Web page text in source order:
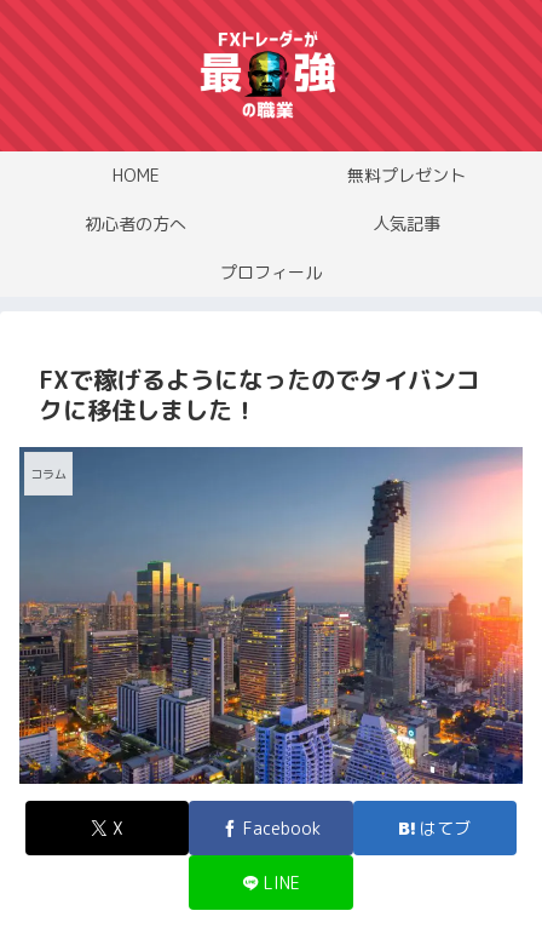
HOME 無料プレゼント
初心者の方へ 人気記事
プロフィール
FXで稼げるようになったのでタイバンコ
クに移住しました！
コラム
X Facebook はてブ
LINE